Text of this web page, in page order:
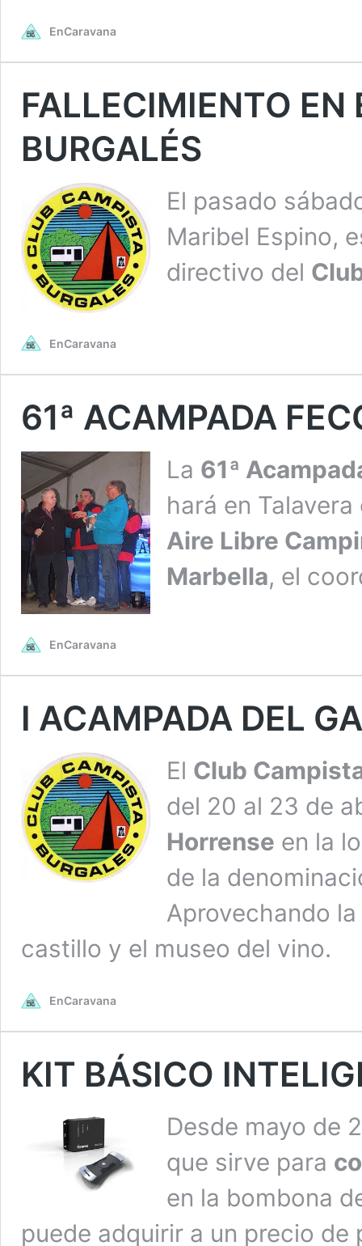
EnCaravana
FALLECIMIENTO
BURGALÉS
El pasado
Maribel Espino,
directivo del
EnCaravana
61ª ACAMPADA
La 61ª
hará en
Aire Libre
Marbella, el
EnCaravana
I ACAMPADA DEL
El Club
del 20 al 23 de
Horrense en la
de la
Aprovechando
castillo y el museo del vino.
EnCaravana
KIT BÁSICO
Desde mayo de
que sirve para
en la bombona
puede adquirir a un precio